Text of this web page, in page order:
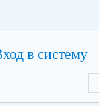
в систему